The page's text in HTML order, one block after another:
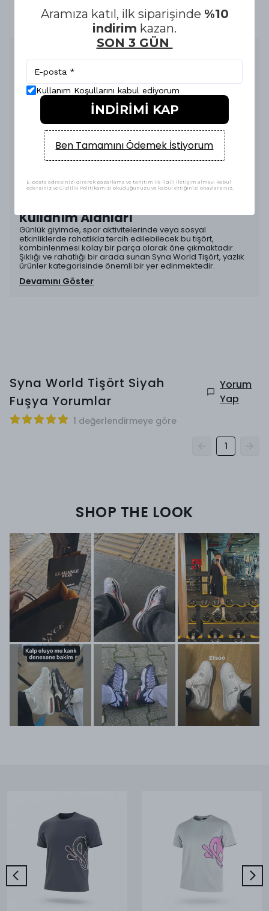
E-FATURA İLE ALIŞVERİŞ GÜVENLİĞİ
Ürün Açıklaması
Syna World Tişört, yaz aylarının vazgeçilmez parçalarından
biri olarak öne çıkmaktadır. Siyah ve fuşya renk
kombinasyonu, modern ve dinamik bir görünüm sunarak,
her yaştan kullanıcıya hitap etmektedir. Üst giyim
kategorisinde yer alan bu tişört, hem şıklığı hem de konforu
bir arada sunma amacı taşımaktadır.
Tasarım ve Konfor
Yüksek kaliteli kumaş yapısı, hafifliği ve nefes alabilirliği ile
yaz sıcaklarında dahi rahat bir kullanım sağlar. Tişörtün
zamanda hareket özgürlüğü sunmaktadır. Farklı beden
seçenekleri (XS, S, M, L, XL, XXL) ile her bireyin ihtiyacına
Kullanım Alanları
Günlük giyimde, spor aktivitelerinde veya sosyal
etkinliklerde rahatlıkla tercih edilebilecek bu tişört,
kombinlenmesi kolay bir parça olarak öne çıkmaktadır.
Şıklığı ve rahatlığı bir arada sunan Syna World Tişört, yazlık
ürünler kategorisinde önemli bir yer edinmektedir.
Devamını Göster
Syna World Tişört Siyah
Fuşya Yorumlar
Yorum
Yap
1 değerlendirmeye göre
1
SHOP THE LOOK
Aramıza katıl, ilk siparişinde %10
indirim kazan.
SON 3 GÜN
Kullanım Koşullarını kabul ediyorum
İNDİRİMİ KAP
Ben Tamamını Ödemek İstiyorum
E-posta adresinizi girerek pazarlama ve tanıtım ile ilgili iletişim almayı kabul
edersiniz ve Gizlilik Politikamızı okuduğunuzu ve kabul ettiğinizi onaylarsınız.